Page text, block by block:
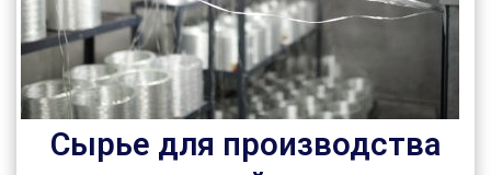
Сырье для производства